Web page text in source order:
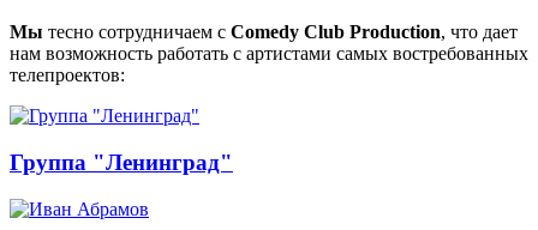
Мы тесно сотрудничаем с Comedy Club Production, что дает
нам возможность работать с артистами самых востребованных
телепроектов:
Группа "Ленинград"